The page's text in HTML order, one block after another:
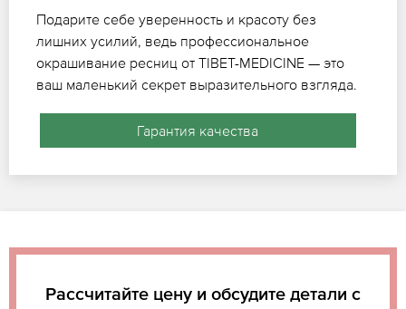
Подарите себе уверенность и красоту без
лишних усилий, ведь профессиональное
окрашивание ресниц от TIBET-MEDICINE — это
ваш маленький секрет выразительного взгляда.
Гарантия качества
Рассчитайте цену и обсудите детали с